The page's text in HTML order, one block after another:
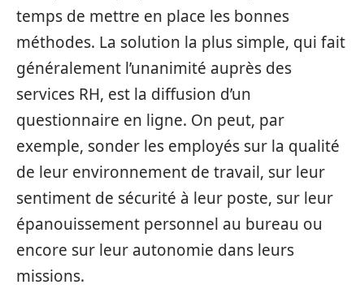
temps de mettre en place les bonnes
méthodes. La solution la plus simple, qui fait
généralement l’unanimité auprès des
services RH, est la diffusion d’un
questionnaire en ligne. On peut, par
exemple, sonder les employés sur la qualité
de leur environnement de travail, sur leur
sentiment de sécurité à leur poste, sur leur
épanouissement personnel au bureau ou
encore sur leur autonomie dans leurs
missions.